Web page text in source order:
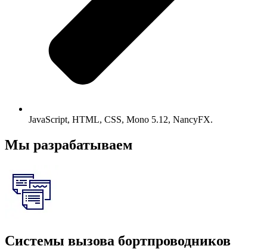
JavaScript, HTML, CSS, Mono 5.12, NancyFX.
Мы разрабатываем
Системы вызова бортпроводников